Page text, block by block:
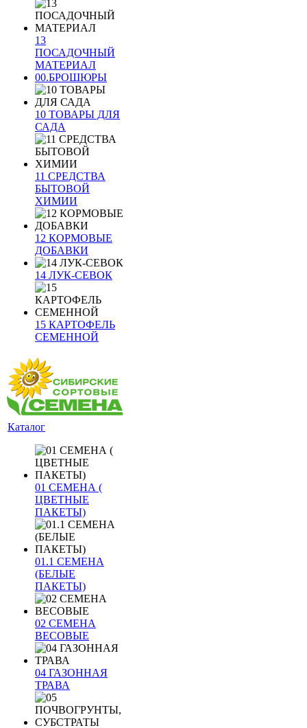
13
ПОСАДОЧНЫЙ
МАТЕРИАЛ
00.БРОШЮРЫ
10 ТОВАРЫ ДЛЯ
САДА
11 СРЕДСТВА
БЫТОВОЙ
ХИМИИ
12 КОРМОВЫЕ
ДОБАВКИ
14 ЛУК-СЕВОК
15 КАРТОФЕЛЬ
СЕМЕННОЙ
Каталог
01 СЕМЕНА (
ЦВЕТНЫЕ
ПАКЕТЫ)
01.1 СЕМЕНА
(БЕЛЫЕ
ПАКЕТЫ)
02 СЕМЕНА
ВЕСОВЫЕ
04 ГАЗОННАЯ
ТРАВА